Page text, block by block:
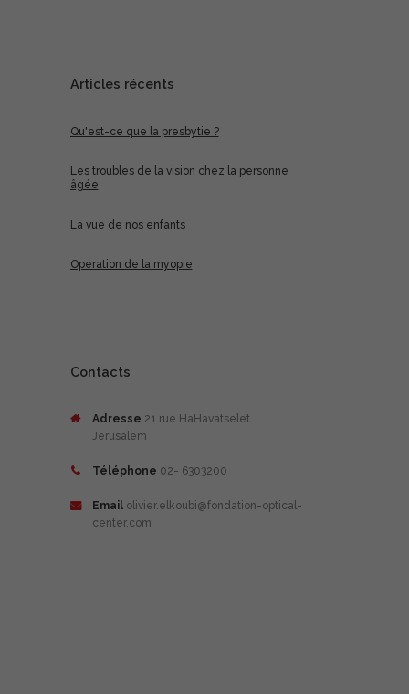
Articles récents
Qu'est-ce que la presbytie ?
Les troubles de la vision chez la personne
âgée
La vue de nos enfants
Opération de la myopie
Contacts
Adresse 21 rue HaHavatselet
Jerusalem
Téléphone 02- 6303200
Emailolivier.elkoubi@fondation-optical-
center.com